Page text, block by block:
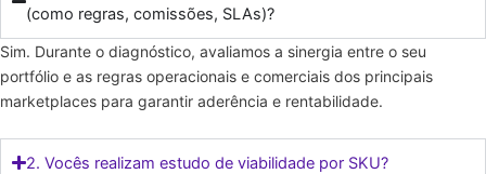
(como regras, comissões, SLAs)?
Sim. Durante o diagnóstico, avaliamos a sinergia entre o seu
portfólio e as regras operacionais e comerciais dos principais
marketplaces para garantir aderência e rentabilidade.
2. Vocês realizam estudo de viabilidade por SKU?